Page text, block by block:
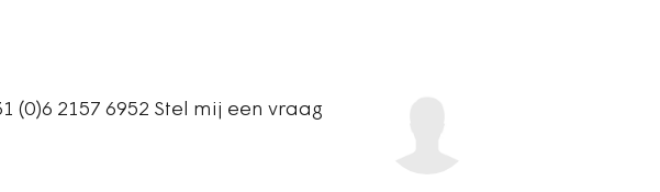
(0)6 2157 6952 Stel mij een vraag